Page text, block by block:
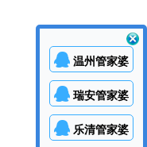
温州管家婆
瑞安管家婆
乐清管家婆